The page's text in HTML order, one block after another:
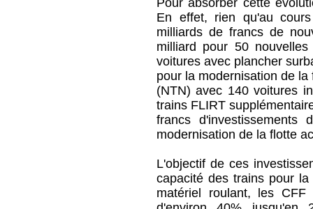
Pour absorber cette
En effet, rien qu'au
milliards de francs de
milliard pour 50
voitures avec plancher
pour la modernisation de
(NTN) avec 140 voitures
trains FLIRT
francs
modernisation de la flotte
L'objectif de ces
capacité des trains pour
matériel roulant, les